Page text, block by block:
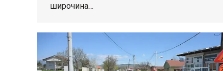
широчина…